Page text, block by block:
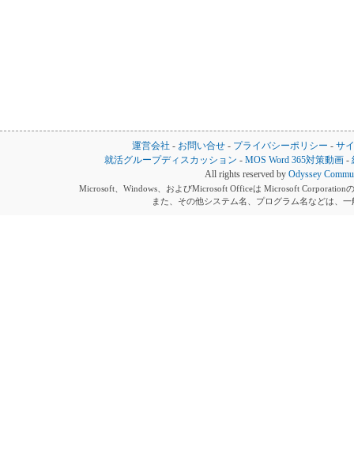
運営会社 - お問い合せ - プライバシーポリシー - サ
就活グループディスカッション -MOS Word 365対策動画 -
All rights reserved by Odyssey
Microsoft、Windows、およびMicrosoft Officeは Microsoft Corporation
また、その他システム名、プログラム名などは、